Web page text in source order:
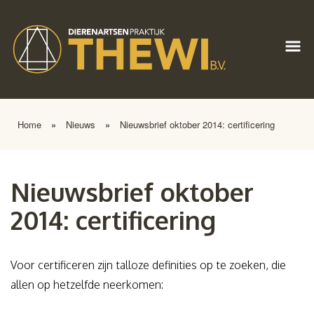
Home » Nieuws » Nieuwsbrief oktober 2014: certificering
Nieuwsbrief oktober
2014: certificering
Voor certificeren zijn talloze definities op te zoeken, die
allen op hetzelfde neerkomen: